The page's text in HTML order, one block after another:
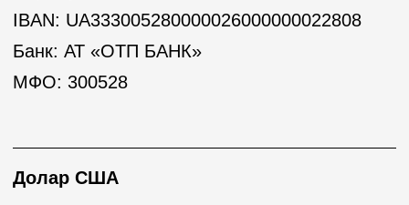
IBAN: UA333005280000026000000022808
Банк: АТ «ОТП БАНК»
МФО: 300528
Долар США